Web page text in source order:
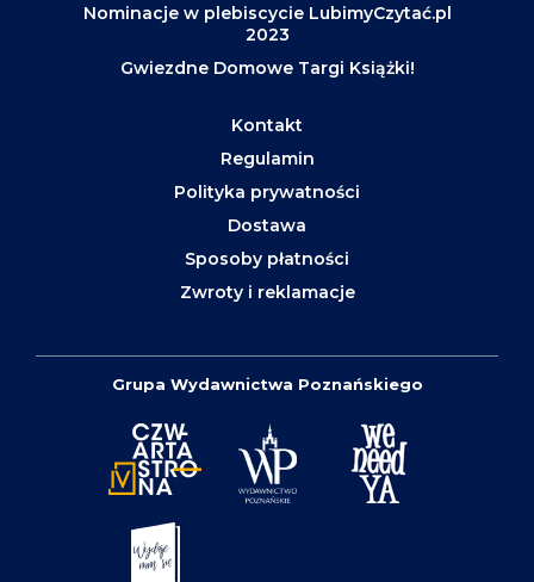
Nominacje w plebiscycie LubimyCzytać.pl
2023
Gwiezdne Domowe Targi Książki!
Kontakt
Regulamin
Polityka prywatności
Dostawa
Sposoby płatności
Zwroty i reklamacje
Grupa Wydawnictwa Poznańskiego